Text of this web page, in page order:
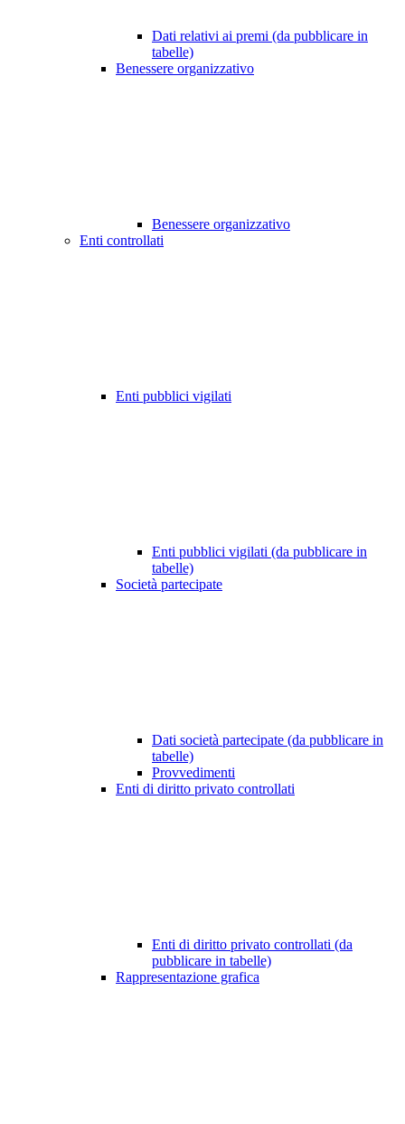
Dati relativi ai premi (da pubblicare in
tabelle)
Benessere organizzativo
Benessere organizzativo
Enti controllati
Enti pubblici vigilati
Enti pubblici vigilati (da pubblicare in
tabelle)
Società partecipate
Dati società partecipate (da pubblicare in
tabelle)
Provvedimenti
Enti di diritto privato controllati
Enti di diritto privato controllati (da
pubblicare in tabelle)
Rappresentazione grafica